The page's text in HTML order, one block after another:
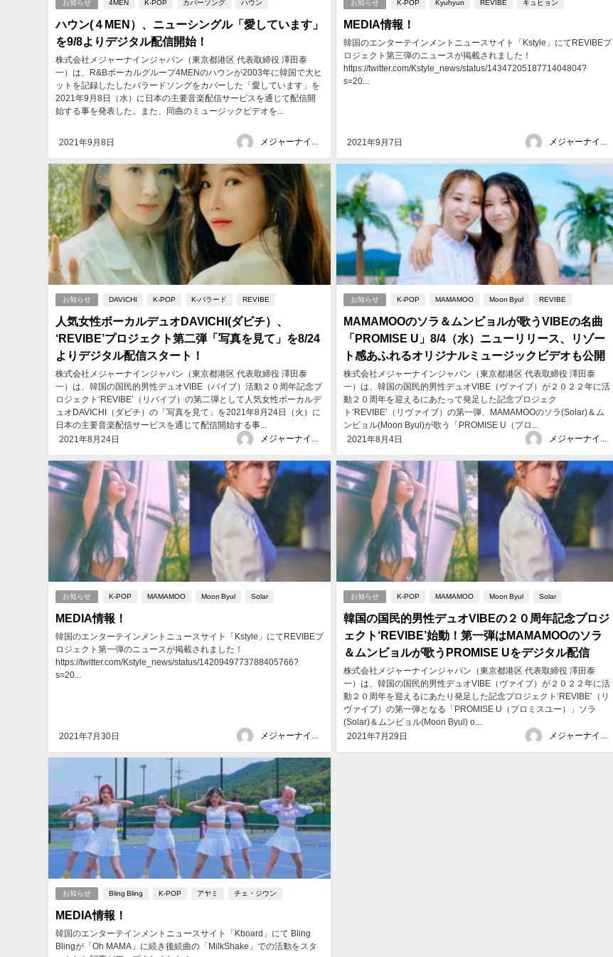
お知らせ 4MEN K-POP カバーソング ハウン
ハウン(４MEN）、ニューシングル「愛しています」
を9/8よりデジタル配信開始！
株式会社メジャーナインジャパン（東京都港区 代表取締役 澤田泰
一）は、R&Bボーカルグループ4MENのハウンが2003年に韓国で大ヒ
ットを記録したしたバラードソングをカバーした「愛しています」を
2021年9月8日（水）に日本の主要音楽配信サービスを通じて配信開
始する事を発表した。また、同曲のミュージックビデオを...
2021年9月8日
お知らせ K-POP Kyuhyun REVIBE キュヒョン
MEDIA情報！
韓国のエンターテインメントニュースサイト「Kstyle」にてREVIBEプ
ロジェクト第三弾のニュースが掲載されました！
https://twitter.com/Kstyle_news/status/1434720518771404804?
s=20...
2021年9月7日
お知らせ DAVICHI K-POP K-バラード REVIBE
人気女性ボーカルデュオDAVICHI(ダビチ）、
‘REVIBE’プロジェクト第二弾「写真を見て」を8/24
よりデジタル配信スタート！
株式会社メジャーナインジャパン（東京都港区 代表取締役 澤田泰
一）は、韓国の国民的男性デュオVIBE（バイブ）活動２０周年記念プ
ロジェクト‘REVIBE’（リバイブ）の第二弾として人気女性ボーカルデ
ュオDAVICHI（ダビチ）の「写真を見て」を2021年8月24日（火）に
日本の主要音楽配信サービスを通じて配信開始する事...
2021年8月24日
お知らせ K-POP MAMAMOO Moon Byul REVIBE
MAMAMOOのソラ＆ムンビョルが歌うVIBEの名曲
「PROMISE U」8/4（水）ニューリリース、リゾー
ト感あふれるオリジナルミュージックビデオも公開
株式会社メジャーナインジャパン（東京都港区 代表取締役 澤田泰
一）は、韓国の国民的男性デュオVIBE（ヴァイブ）が２０２２年に活
動２０周年を迎えるにあたって発足した記念プロジェク
ト‘REVIBE’（リヴァイブ）の第一弾、MAMAMOOのソラ(Solar)＆ム
ンビョル(Moon Byul)が歌う「PROMISE U（プロ...
2021年8月4日
お知らせ K-POP MAMAMOO Moon Byul Solar
MEDIA情報！
韓国のエンターテインメントニュースサイト「Kstyle」にてREVIBEプ
ロジェクト第一弾のニュースが掲載されました！
https://twitter.com/Kstyle_news/status/1420949773788405766?
s=20...
2021年7月30日
お知らせ K-POP MAMAMOO Moon Byul Solar
韓国の国民的男性デュオVIBEの２０周年記念プロジ
ェクト‘REVIBE’始動！第一弾はMAMAMOOのソラ
＆ムンビョルが歌うPROMISE Uをデジタル配信
​​株式会社メジャーナインジャパン（東京都港区 代表取締役 澤田泰
一）は、韓国の国民的男性デュオVIBE（ヴァイブ）が２０２２年に活
動２０周年を迎えるにあたり発足した記念プロジェクト‘REVIBE’（リ
ヴァイブ）の第一弾となる「PROMISE U（プロミスユー）」ソラ
(Solar)＆ムンビョル(Moon Byul) o...
2021年7月29日
お知らせ Bling Bling K-POP アヤミ チェ・ジウン
MEDIA情報！
韓国のエンターテインメントニュースサイト「Kboard」にて Bling
Blingが「Oh MAMA」に続き後続曲の「MilkShake」での活動をスタ